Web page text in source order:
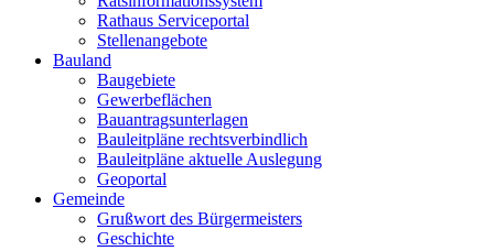
Rathaus Serviceportal
Stellenangebote
Bauland
Baugebiete
Gewerbeflächen
Bauantragsunterlagen
Bauleitpläne rechtsverbindlich
Bauleitpläne aktuelle Auslegung
Geoportal
Gemeinde
Grußwort des Bürgermeisters
Geschichte